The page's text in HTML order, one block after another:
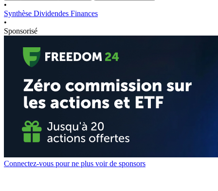
•
Synthèse Dividendes Finances
•
Sponsorisé
Connectez-vous pour ne plus voir de sponsors